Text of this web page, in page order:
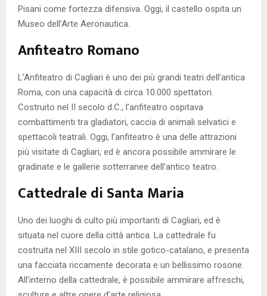
Pisani come fortezza difensiva. Oggi, il castello ospita un
Museo dell’Arte Aeronautica.
Anfiteatro Romano
L’Anfiteatro di Cagliari è uno dei più grandi teatri dell’antica
Roma, con una capacità di circa 10.000 spettatori.
Costruito nel II secolo d.C., l’anfiteatro ospitava
combattimenti tra gladiatori, caccia di animali selvatici e
spettacoli teatrali. Oggi, l’anfiteatro è una delle attrazioni
più visitate di Cagliari, ed è ancora possibile ammirare le
gradinate e le gallerie sotterranee dell’antico teatro.
Cattedrale di Santa Maria
Uno dei luoghi di culto più importanti di Cagliari, ed è
situata nel cuore della città antica. La cattedrale fu
costruita nel XIII secolo in stile gotico-catalano, e presenta
una facciata riccamente decorata e un bellissimo rosone.
All’interno della cattedrale, è possibile ammirare affreschi,